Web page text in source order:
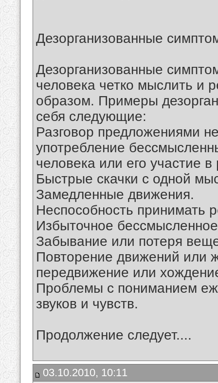
Дезорганизованные
Дезорганизованные
человека четко мыслить и
образом. Примеры
себя следующие:
Разговор предложениями
употребление
человека или его участие в
Быстрые скачки с одной
Замедленные движения.
Неспособность принимать
Избыточное
Забывание или потеря
Повторение движений или
передвижение или
Проблемы с пониманием
звуков и чувств.
Продолжение следует....
03.10.2010, 10:11